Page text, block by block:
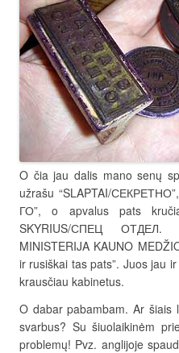
O čia jau dalis mano senų
užrašu “SLAPTAI/
ГО”, o apvalus pats
SKYRIUS/СПЕЦ ОТДЕЛ.
MINISTERIJA KAUNO
ir rusiškai tas pats”. Juos jau
krausčiau kabinetus.
O dabar pabambam. Ar šiais
svarbus? Su šiuolaikinėm
problemų! Pvz. anglijoje